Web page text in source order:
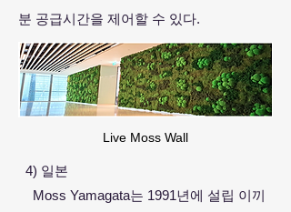
분 공급시간을 제어할 수 있다.
Live Moss Wall
4) 일본
Moss Yamagata는 1991년에 설립 이끼